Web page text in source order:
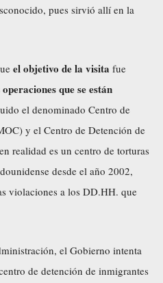
pues sirvió allí en la
el objetivo de la visita fue
que se están
el denominado Centro de
y el Centro de Detención de
realidad es un centro de torturas
desde el año 2002,
violaciones a los DD.HH. que
el Gobierno intenta
de detención de inmigrantes